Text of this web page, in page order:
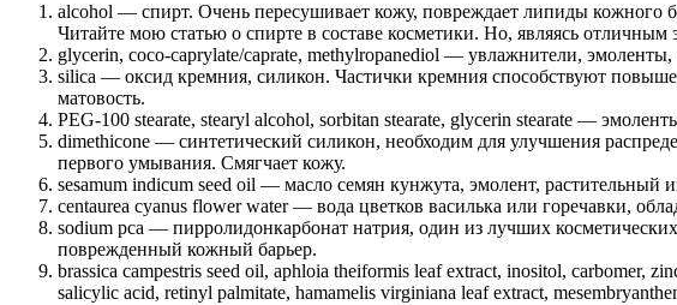
alcohol — спирт. Очень пересушивает кожу, повреждает липиды кожного
Читайте мою статью о спирте в составе косметики. Но, являясь
glycerin, coco-caprylate/caprate, methylropanediol — увлажнители,
silica — оксид кремния, силикон. Частички кремния способствуют
матовость.
PEG-100 stearate, stearyl alcohol, sorbitan stearate, glycerin stearate —
dimethicone — синтетический силикон, необходим для улучшения
первого умывания. Смягчает кожу.
sesamum indicum seed oil — масло семян кунжута, эмолент, растительный
centaurea cyanus flower water — вода цветков василька или горечавки,
sodium pca — пирролидонкарбонат натрия, один из лучших
поврежденный кожный барьер.
brassica campestris seed oil, aphloia theiformis leaf extract, inositol, carbomer,
salicylic acid, retinyl palmitate, hamamelis virginiana leaf extract,